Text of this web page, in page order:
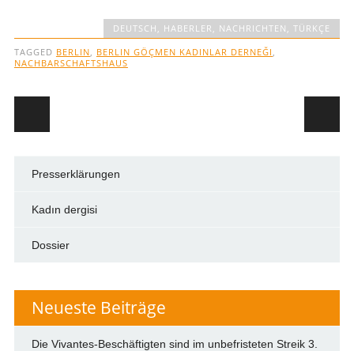
DEUTSCH , HABERLER , NACHRICHTEN ,TÜRKÇE
TAGGED BERLIN, BERLIN GÖÇMEN KADINLAR DERNEĞI ,
NACHBARSCHAFTSHAUS
Presserklärungen
Kadın dergisi
Dossier
Neueste Beiträge
Die Vivantes-Beschäftigten sind im unbefristeten Streik 3.